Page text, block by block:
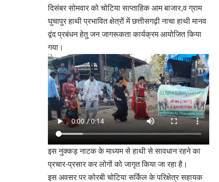
दिसंबर सोमवार को चोटिया साप्ताहिक आम बाजार,व ग्राम
घुचापुर हाथी प्रभावित क्षेत्रों में छत्तीसगढ़ी नाचा हाथी मानव
द्वंद प्रबंधन हेतु जन जागरूकता कार्यक्रम आयोजित किया
गया।
इस नुक्कड़ नाटक के माध्यम से हाथी से सावधान रहने का
प्रचार-प्रसार कर लोगों को जागृत किया जा रहा है।
इस अवसर पर कोरबी चोटिया सर्किल के परिक्षेत्र सहायक